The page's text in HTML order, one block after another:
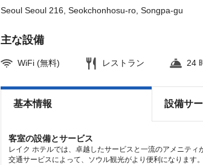
Seoul Seoul 216, Seokchonhosu-ro, Songpa-gu
主な設備
WiFi (無料) レストラン 24
基本情報 設備サ
客室の設備とサービス
レイク ホテルでは、卓越したサービスと一流のアメニテ
交通サービスによって、ソウル観光がより便利になります